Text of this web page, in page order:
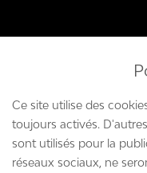
Ce site utilise des
toujours activés.
sont utilisés pour la
réseaux sociaux, ne